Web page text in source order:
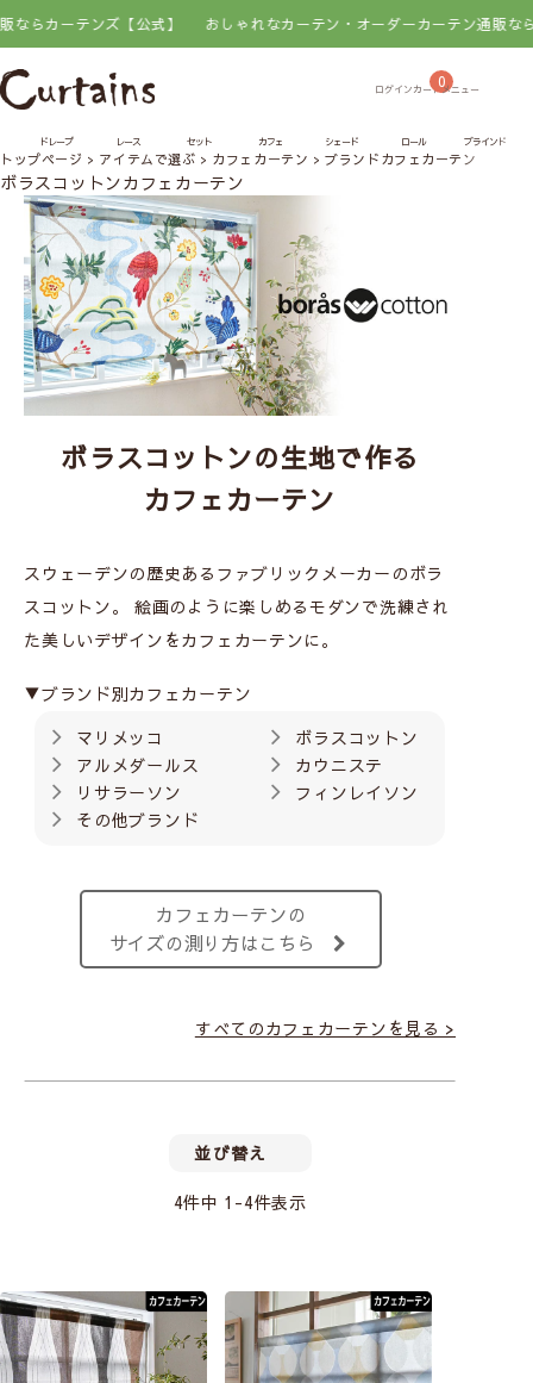
カーテンズ【公式】 おしゃれなカーテン・オーダーカーテン通販ならカ
0
ドレープ レース セット カフェ シェード ロール ブラインド
トップページ アイテムで選ぶ カフェカーテン ブランドカフェカーテン
ボラスコットンカフェカーテン
ボラスコットンの生地で作る
カフェカーテン
スウェーデンの歴史あるファブリックメーカーのボラ
スコットン。
絵画のように楽しめるモダンで洗練され
た美しいデザインをカフェカーテンに。
▼ブランド別カフェカーテン
マリメッコ
ボラスコットン
アルメダールス
カウニステ
リサラーソン
フィンレイソン
その他ブランド
カフェカーテンの
サイズの測り方はこちら
すべてのカフェカーテンを見る >
並び替え
4件中 1 -4件表示